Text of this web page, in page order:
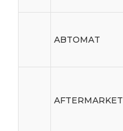
ABTOMAT
AFTERMARKET